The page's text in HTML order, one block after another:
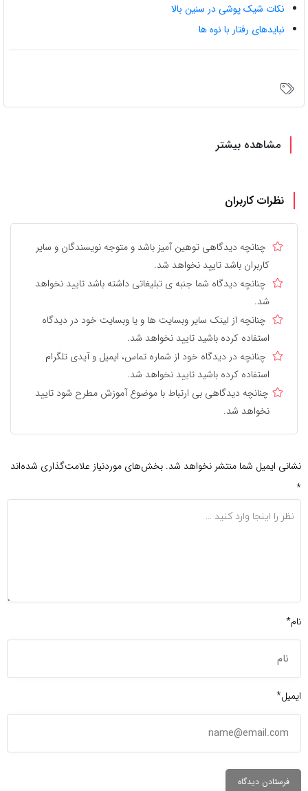
نکات شیک پوشی در سنین بالا
نبایدهای رفتار با نوه ها
مشاهده بیشتر
نظرات کاربران
چنانچه دیدگاهی توهین آمیز باشد و متوجه نویسندگان و سایر
کاربران باشد تایید نخواهد شد.
چنانچه دیدگاه شما جنبه ی تبلیغاتی داشته باشد تایید نخواهد
شد.
چنانچه از لینک سایر وبسایت ها و یا وبسایت خود در دیدگاه
استفاده کرده باشید تایید نخواهد شد.
چنانچه در دیدگاه خود از شماره تماس، ایمیل و آیدی تلگرام
استفاده کرده باشید تایید نخواهد شد.
چنانچه دیدگاهی بی ارتباط با موضوع آموزش مطرح شود تایید
نخواهد شد.
نشانی ایمیل شما منتشر نخواهد شد. بخش‌های موردنیاز علامت‌گذاری شده‌اند
*
نام*
ایمیل*